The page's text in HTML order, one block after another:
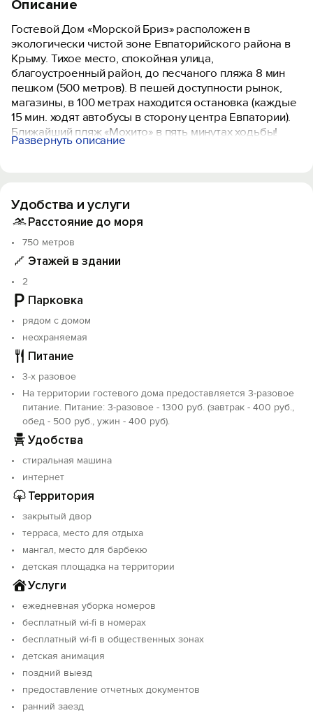
Описание
Гостевой Дом «Морской Бриз» расположен в
экологически чистой зоне Евпаторийского района в
Крыму. Тихое место, спокойная улица,
благоустроенный район, до песчаного пляжа 8 мин
пешком (500 метров). В пешей доступности рынок,
магазины, в 100 метрах находится остановка (каждые
15 мин. ходят автобусы в сторону центра Евпатории).
Ближайший пляж «Мохито» в пять минутах ходьбы!
все комнаты имеют балконы или террасы (столик и 4
стула), боковой вид на море, совместный санузел,
круглосуточно. Есть возможность предоставления
дополнительного спального места во всех номерах.
В каждом номере: телевизор плазменный;
спутниковое ТV; кондиционер; холодильник;
бесплатный WI-FI; полотенца для лица и для тела, гель
для душа, графин, стаканы, покрытие пола – ламинат,
сушка для вещей. Уборка в номере и смена
постельного белья 1 раз в 5 дней. В люксе
дополнительно: сейф; фен; электрический чайник;
чайные принадлежности. На каждом этаже имеется
гладильная доска и утюг для общего пользования.
При заселении от администрации комплимент -
бутылка вина в подарок!
Категории:
2х комнатный
2х комнатный люкс (с размещением до 6 человек)
Благоустроенная закрытая территория. К услугам
гостей: места со скамейками для отдыха, заказ
экскурсий по всему Крыму, уютная кальянная, где
можно скоротать вечера за ароматной чашкой кофе
или выпить чаю (чай входит в стоимость), мангал,
фонтан-желаний, детская площадка, батут,
аэрохоккей, для автотуристов бесплатная стоянка. До
«Маяка» 13 минут прогулочным шагом! Добро
пожаловать!
Объект прошёл классификацию. Номер реестровой
записи: С912025013989.
Развернуть описание
Удобства и услуги
Расстояние до моря
750 метров
Этажей в здании
2
Парковка
рядом с домом
неохраняемая
Питание
3-х разовое
На территории гостевого дома предоставляется 3-разовое
питание. Питание: 3-разовое - 1300 руб. (завтрак - 400 руб.,
обед - 500 руб., ужин - 400 руб).
Удобства
стиральная машина
интернет
Территория
закрытый двор
терраса, место для отдыха
мангал, место для барбекю
детская площадка на территории
Услуги
ежедневная уборка номеров
бесплатный wi-fi в номерах
бесплатный wi-fi в общественных зонах
детская анимация
поздний выезд
предоставление отчетных документов
ранний заезд